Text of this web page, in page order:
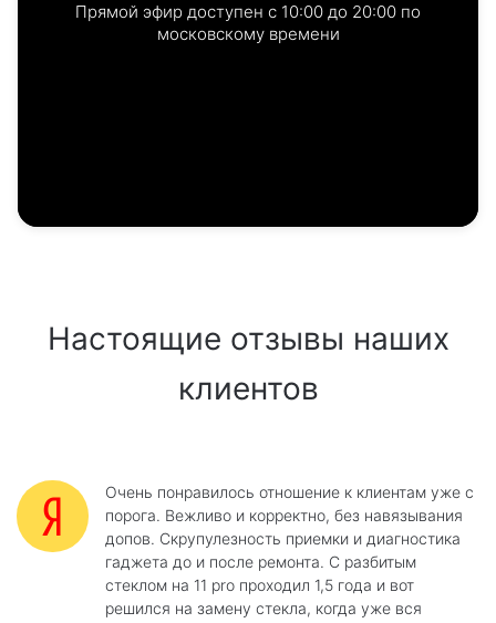
Прямой эфир доступен с 10:00 до 20:00 по
московскому времени
Настоящие отзывы наших
клиентов
Очень понравилось отношение к клиентам уже с
порога. Вежливо и корректно, без навязывания
допов. Скрупулезность приемки и диагностика
гаджета до и после ремонта. С разбитым
стеклом на 11 pro проходил 1,5 года и вот
решился на замену стекла, когда уже вся